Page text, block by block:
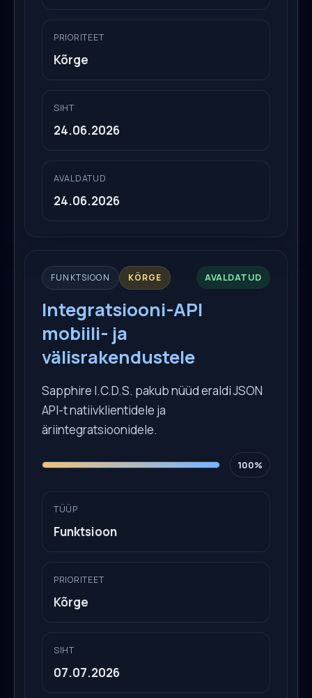
PRIORITEET
Kõrge
SIHT
24.06.2026
AVALDATUD
24.06.2026
FUNKTSIOON KÕRGE AVALDATUD
Integratsiooni-API
mobiili- ja
välisrakendustele
Sapphire I.C.D.S. pakub nüüd eraldi JSON
API-t natiivklientidele ja
äriintegratsioonidele.
100%
TÜÜP
Funktsioon
PRIORITEET
Kõrge
SIHT
07.07.2026